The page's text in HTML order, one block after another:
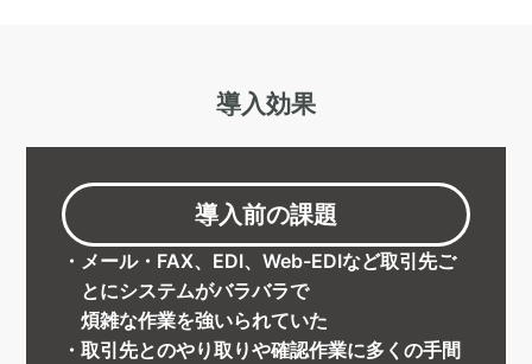
導入効果
導入前の課題
メール・FAX、EDI、Web-EDIなど取引先ご
とにシステムがバラバラで
煩雑な作業を強いられていた
取引先とのやり取りや確認作業に多くの手間